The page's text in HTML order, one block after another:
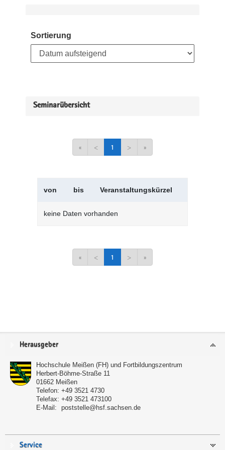
Sortierung
Seminarübersicht
« < 1 > »
von bis Veranstaltungskürzel
keine Daten vorhanden
« < 1 > »
Service
Herausgeber
Hochschule Meißen (FH) und Fortbildungszentrum
Herbert-Böhme-Straße 11
01662 Meißen
Telefon: +49 3521 4730
Telefax: +49 3521 473100
E-Mail:
poststelle@hsf.sachsen.de
Service